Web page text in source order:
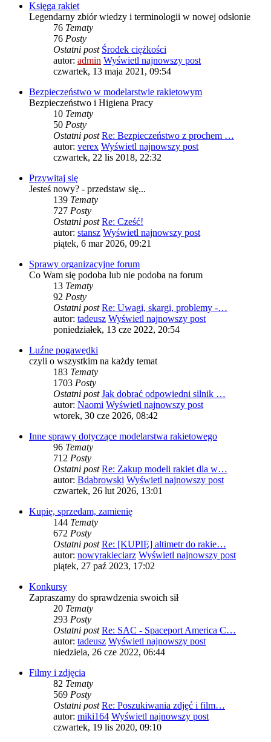
Księga rakiet
Legendarny zbiór wiedzy i terminologii w nowej odsłonie
76 Tematy
76 Posty
Ostatni post Środek ciężkości
autor: admin Wyświetl najnowszy post
czwartek, 13 maja 2021, 09:54
Bezpieczeństwo w modelarstwie rakietowym
Bezpieczeństwo i Higiena Pracy
10 Tematy
50 Posty
Ostatni post Re: Bezpieczeństwo z prochem …
autor: verex Wyświetl najnowszy post
czwartek, 22 lis 2018, 22:32
Przywitaj się
Jesteś nowy? - przedstaw się...
139 Tematy
727 Posty
Ostatni post Re: Cześć!
autor: stansz Wyświetl najnowszy post
piątek, 6 mar 2026, 09:21
Sprawy organizacyjne forum
Co Wam się podoba lub nie podoba na forum
13 Tematy
92 Posty
Ostatni post Re: Uwagi, skargi, problemy -…
autor: tadeusz Wyświetl najnowszy post
poniedziałek, 13 cze 2022, 20:54
Luźne pogawędki
czyli o wszystkim na każdy temat
183 Tematy
1703 Posty
Ostatni post Jak dobrać odpowiedni silnik …
autor: Naomi Wyświetl najnowszy post
wtorek, 30 cze 2026, 08:42
Inne sprawy dotyczące modelarstwa rakietowego
96 Tematy
712 Posty
Ostatni post Re: Zakup modeli rakiet dla w…
autor: Bdabrowski Wyświetl najnowszy post
czwartek, 26 lut 2026, 13:01
Kupię, sprzedam, zamienię
144 Tematy
672 Posty
Ostatni post Re: [KUPIĘ] altimetr do rakie…
autor: nowyrakieciarz Wyświetl najnowszy post
piątek, 27 paź 2023, 17:02
Konkursy
Zapraszamy do sprawdzenia swoich sił
20 Tematy
293 Posty
Ostatni post Re: SAC - Spaceport America C…
autor: tadeusz Wyświetl najnowszy post
niedziela, 26 cze 2022, 06:44
Filmy i zdjęcia
82 Tematy
569 Posty
Ostatni post Re: Poszukiwania zdjęć i film…
autor: miki164 Wyświetl najnowszy post
czwartek, 19 lis 2020, 09:10